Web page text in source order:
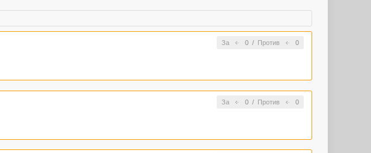
За 0/ Против 0
За 0/ Против 0